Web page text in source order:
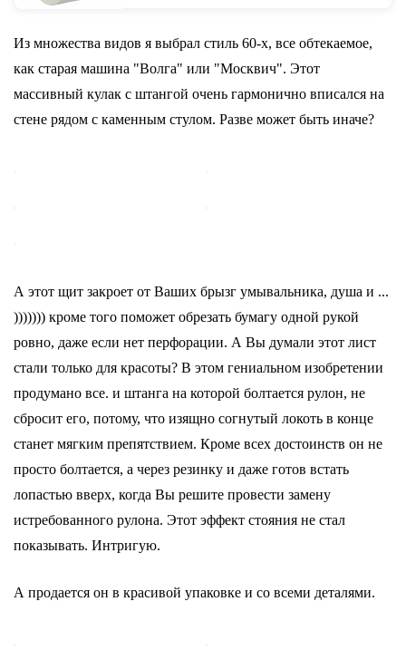
Из множества видов я выбрал стиль 60-х, все обтекаемое,
как старая машина "Волга" или "Москвич". Этот
массивный кулак с штангой очень гармонично вписался на
стене рядом с каменным стулом. Разве может быть иначе?
А этот щит закроет от Ваших брызг умывальника, душа и ...
))))))) кроме того поможет обрезать бумагу одной рукой
ровно, даже если нет перфорации. А Вы думали этот лист
стали только для красоты? В этом гениальном изобретении
продумано все. и штанга на которой болтается рулон, не
сбросит его, потому, что изящно согнутый локоть в конце
станет мягким препятствием. Кроме всех достоинств он не
просто болтается, а через резинку и даже готов встать
лопастью вверх, когда Вы решите провести замену
истребованного рулона. Этот эффект стояния не стал
показывать. Интригую.
А продается он в красивой упаковке и со всеми деталями.